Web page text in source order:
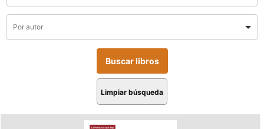
Limpiar búsqueda